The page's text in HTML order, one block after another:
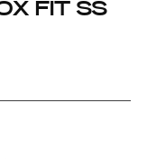
FIT SS